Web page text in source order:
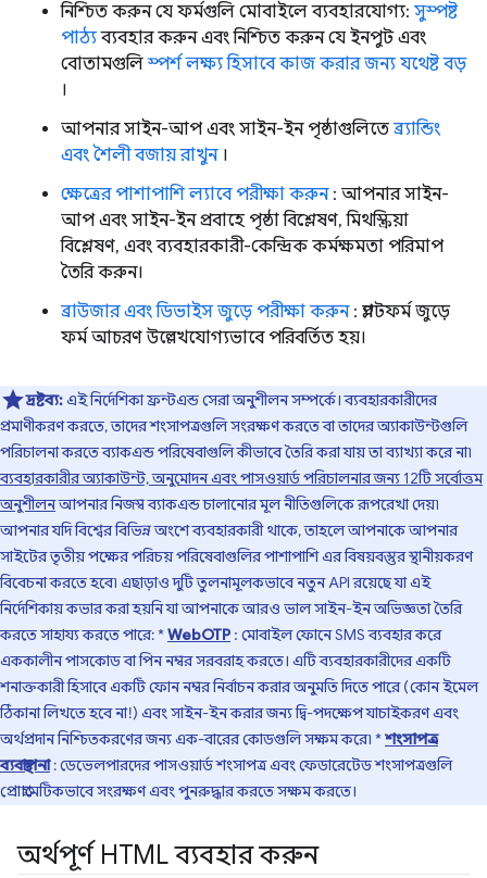
নিশ্চিত করুন যে ফর্মগুলি মোবাইলে ব্যবহারযোগ্য: সুস্পষ্ট
পাঠ্যব্যবহার করুন এবং নিশ্চিত করুন যে ইনপুট এবং
বোতামগুলিস্পর্শ লক্ষ্য হিসাবে কাজ করার জন্য যথেষ্ট বড়
।
আপনার সাইন-আপ এবং সাইন-ইন পৃষ্ঠাগুলিতে ব্র্যান্ডিং
এবং শৈলী বজায় রাখুন।
ক্ষেত্রের পাশাপাশি ল্যাবে পরীক্ষা করুন: আপনার সাইন-
আপ এবং সাইন-ইন প্রবাহে পৃষ্ঠা বিশ্লেষণ, মিথস্ক্রিয়া
বিশ্লেষণ, এবং ব্যবহারকারী-কেন্দ্রিক কর্মক্ষমতা পরিমাপ
তৈরি করুন।
ব্রাউজার এবং ডিভাইস জুড়ে পরীক্ষা করুন: প্ল্যাটফর্ম জুড়ে
ফর্ম আচরণ উল্লেখযোগ্যভাবে পরিবর্তিত হয়।
দ্রষ্টব্য:এই নির্দেশিকা ফ্রন্টএন্ড সেরা অনুশীলন সম্পর্কে। ব্যবহারকারীদের
প্রমাণীকরণ করতে, তাদের শংসাপত্রগুলি সংরক্ষণ করতে বা তাদের অ্যাকাউন্টগুলি
পরিচালনা করতে ব্যাকএন্ড পরিষেবাগুলি কীভাবে তৈরি করা যায় তা ব্যাখ্যা করে না৷
ব্যবহারকারীর অ্যাকাউন্ট, অনুমোদন এবং পাসওয়ার্ড পরিচালনার জন্য 12টি সর্বোত্তম
অনুশীলনআপনার নিজস্ব ব্যাকএন্ড চালানোর মূল নীতিগুলিকে রূপরেখা দেয়৷
আপনার যদি বিশ্বের বিভিন্ন অংশে ব্যবহারকারী থাকে, তাহলে আপনাকে আপনার
সাইটের তৃতীয় পক্ষের পরিচয় পরিষেবাগুলির পাশাপাশি এর বিষয়বস্তুর স্থানীয়করণ
বিবেচনা করতে হবে৷ এছাড়াও দুটি তুলনামূলকভাবে নতুন API রয়েছে যা এই
নির্দেশিকায় কভার করা হয়নি যা আপনাকে আরও ভাল সাইন-ইন অভিজ্ঞতা তৈরি
করতে সাহায্য করতে পারে: *WebOTP : মোবাইল ফোনে SMS ব্যবহার করে
এককালীন পাসকোড বা পিন নম্বর সরবরাহ করতে। এটি ব্যবহারকারীদের একটি
শনাক্তকারী হিসাবে একটি ফোন নম্বর নির্বাচন করার অনুমতি দিতে পারে (কোন ইমেল
ঠিকানা লিখতে হবে না!) এবং সাইন-ইন করার জন্য দ্বি-পদক্ষেপ যাচাইকরণ এবং
অর্থপ্রদান নিশ্চিতকরণের জন্য এক-বারের কোডগুলি সক্ষম করে৷ *শংসাপত্র
ব্যবস্থাপনা: ডেভেলপারদের পাসওয়ার্ড শংসাপত্র এবং ফেডারেটেড শংসাপত্রগুলি
প্রোগ্রামেটিকভাবে সংরক্ষণ এবং পুনরুদ্ধার করতে সক্ষম করতে।
অর্থপূর্ণ HTML ব্যবহার করুন